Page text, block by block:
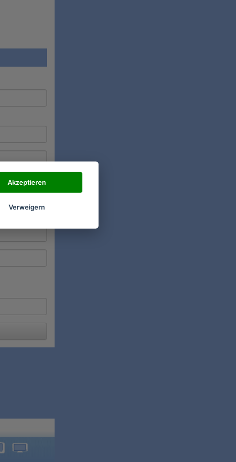
Akzeptieren
Verweigern